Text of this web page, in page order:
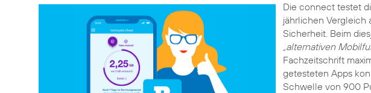
Die connect testet
jährlichen Vergleich
Sicherheit. Beim
„alternativen
Fachzeitschrift
getesteten Apps
Schwelle von 900